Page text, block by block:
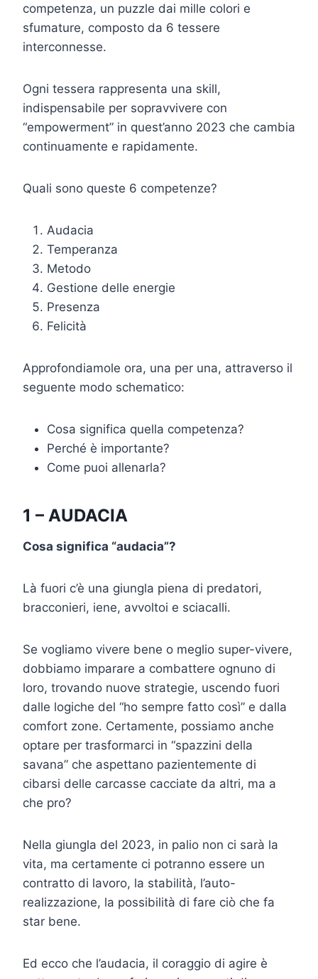
competenza, un puzzle dai mille colori e
sfumature, composto da 6 tessere
interconnesse.
Ogni tessera rappresenta una skill,
indispensabile per sopravvivere con
“empowerment” in quest’anno 2023 che cambia
continuamente e rapidamente.
Quali sono queste 6 competenze?
Audacia
Temperanza
Metodo
Gestione delle energie
Presenza
Felicità
Approfondiamole ora, una per una, attraverso il
seguente modo schematico:
Cosa significa quella competenza?
Perché è importante?
Come puoi allenarla?
1 – AUDACIA
Cosa significa “audacia”?
Là fuori c’è una giungla piena di predatori,
bracconieri, iene, avvoltoi e sciacalli.
Se vogliamo vivere bene o meglio super-vivere,
dobbiamo imparare a combattere ognuno di
loro, trovando nuove strategie, uscendo fuori
dalle logiche del “ho sempre fatto così” e dalla
comfort zone. Certamente, possiamo anche
optare per trasformarci in “spazzini della
savana” che aspettano pazientemente di
cibarsi delle carcasse cacciate da altri, ma a
che pro?
Nella giungla del 2023, in palio non ci sarà la
vita, ma certamente ci potranno essere un
contratto di lavoro, la stabilità, l’auto-
realizzazione, la possibilità di fare ciò che fa
star bene.
Ed ecco che l’audacia, il coraggio di agire è